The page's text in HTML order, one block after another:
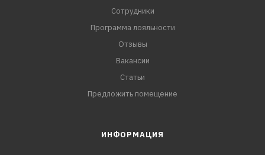
Сотрудники
Программа лояльности
Отзывы
Вакансии
Статьи
Предложить помещение
ИНФОРМАЦИЯ